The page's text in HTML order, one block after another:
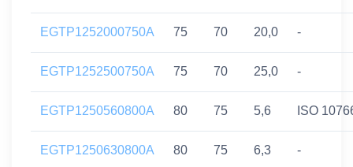
EGTP1252000750A 75 70 20,0 -
EGTP1252500750A 75 70 25,0 -
EGTP1250560800A 80 75 5,6 ISO
EGTP1250630800A 80 75 6,3 -